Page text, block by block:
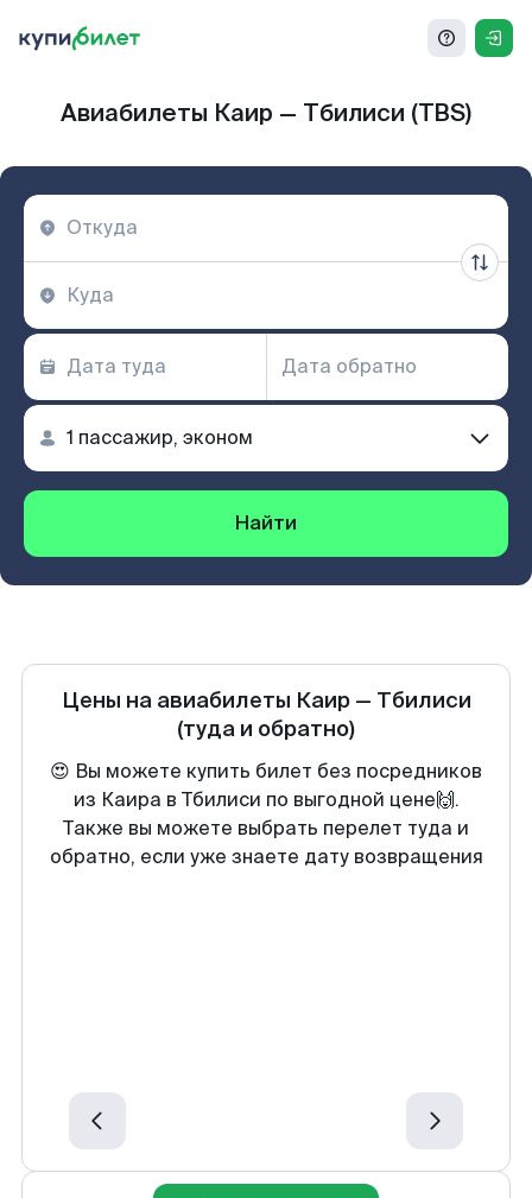
Авиабилеты Каир — Тбилиси (TBS)
Найти
Цены на авиабилеты Каир— Тбилиси
(туда и обратно)
😍 Вы можете купить билет без посредников
из Каира в Тбилиси по выгодной цене🙌.
Также вы можете выбрать перелет туда и
обратно, если уже знаете дату возвращения